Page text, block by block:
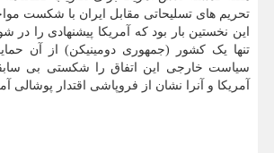
تحریم های تسلیحاتی مقابل ایران با شکست
این نخستین بار بود که آمریکا پیشنهادی را
تنها یک کشور (جمهوری دومینیکن) از آن
سیاست خارجی این اتفاق را شکستی بی
آمریکا و آنرا نشان از فروپاشی اقتدار پوشالی